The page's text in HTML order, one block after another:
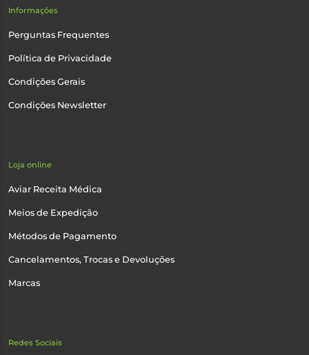
Informações
Perguntas Frequentes
Política de Privacidade
Condições Gerais
Condições Newsletter
Loja online
Aviar Receita Médica
Meios de Expedição
Métodos de Pagamento
Cancelamentos, Trocas e Devoluções
Marcas
Redes Sociais